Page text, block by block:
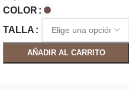
COLOR
TALLA
AÑADIR AL CARRITO